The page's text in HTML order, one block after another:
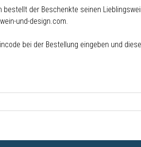
bestellt der Beschenkte seinen
und-design.com.
bei der Bestellung eingeben und